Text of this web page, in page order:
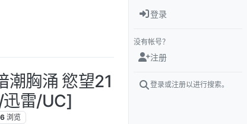
潮胸涌 慾望21
迅雷/UC]
浏览
登录
没有帐号？
注册
登录或注册以进行搜索。